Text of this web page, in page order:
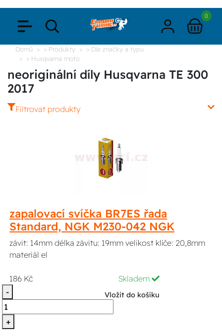
0
Domů > Produkty
> Dle značky a typu
> Husqvarna moto
neoriginální díly Husqvarna TE 300
2017
Filtrovat produkty
zapalovací svíčka BR7ES řada
Standard, NGK M230-042 NGK
závit: 14mm délka závitu: 19mm velikost klíče: 20,8mm
materiál el
186 Kč
Skladem
-
+
Vložit do košíku